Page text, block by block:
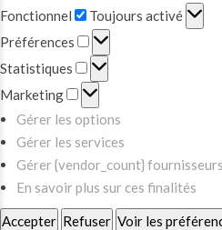
Fonctionnel
Fonctionnel
Toujours activé
Préférences
Préférences
Statistiques
Statistiques
Marketing
Marketing
Gérer les options
Gérer les services
Gérer {vendor_count} fournisseurs
En savoir plus sur ces finalités
Accepter Refuser Voir les